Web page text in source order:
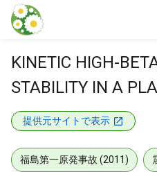
本文に飛ぶ
KINETIC HIGH-
STABILITY IN A
提供元サイトで表示
福島第一原発事故 (2011)